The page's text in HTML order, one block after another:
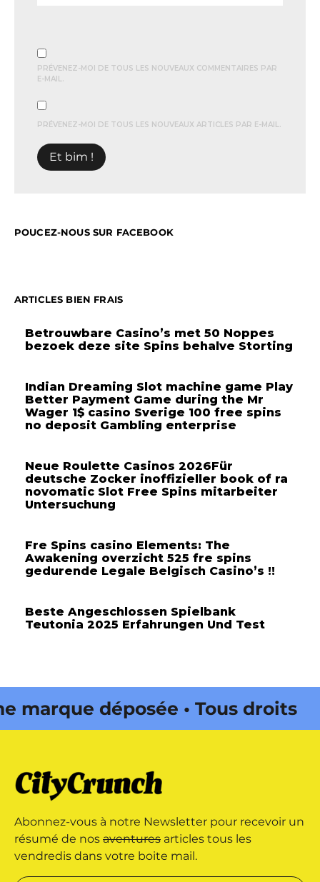
PRÉVENEZ-MOI DE TOUS LES NOUVEAUX COMMENTAIRES PAR
E-MAIL.
PRÉVENEZ-MOI DE TOUS LES NOUVEAUX ARTICLES PAR E-MAIL.
POUCEZ-NOUS SUR FACEBOOK
ARTICLES BIEN FRAIS
Betrouwbare Casino’s met 50 Noppes
bezoek deze site Spins behalve Storting
Indian Dreaming Slot machine game Play
Better Payment Game during the Mr
Wager 1$ casino Sverige 100 free spins
no deposit Gambling enterprise
Neue Roulette Casinos 2026Für
deutsche Zocker inoffizieller book of ra
novomatic Slot Free Spins mitarbeiter
Untersuchung
Fre Spins casino Elements: The
Awakening overzicht 525 fre spins
gedurende Legale Belgisch Casino’s !!
Beste Angeschlossen Spielbank
Teutonia 2025 Erfahrungen Und Test
déposée • Tous droits
déposée • Tous droits
par Buena Onda Web •
Abonnez-vous à notre Newsletter pour recevoir un
résumé de nos aventures articles tous les
vendredis dans votre boite mail.